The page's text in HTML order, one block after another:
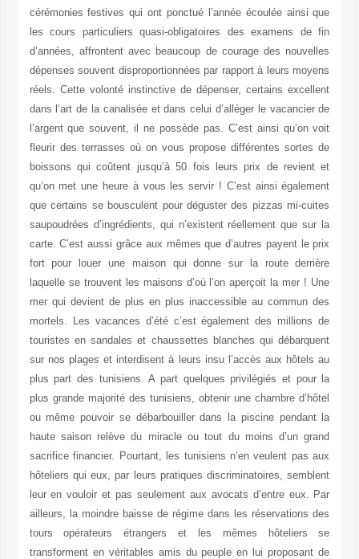
cérémonies festives qui ont ponctué l’année écoulée ainsi que
les cours particuliers quasi-obligatoires des examens de fin
d’années, affrontent avec beaucoup de courage des nouvelles
dépenses souvent disproportionnées par rapport à leurs moyens
réels. Cette volonté instinctive de dépenser, certains excellent
dans l’art de la canalisée et dans celui d’alléger le vacancier de
l’argent que souvent, il ne possède pas. C’est ainsi qu’on voit
fleurir des terrasses où on vous propose différentes sortes de
boissons qui coûtent jusqu’à 50 fois leurs prix de revient et
qu’on met une heure à vous les servir ! C’est ainsi également
que certains se bousculent pour déguster des pizzas mi-cuites
saupoudrées d’ingrédients, qui n’existent réellement que sur la
carte. C’est aussi grâce aux mêmes que d’autres payent le prix
fort pour louer une maison qui donne sur la route derrière
laquelle se trouvent les maisons d’où l’on aperçoit la mer ! Une
mer qui devient de plus en plus inaccessible au commun des
mortels. Les vacances d’été c’est également des millions de
touristes en sandales et chaussettes blanches qui débarquent
sur nos plages et interdisent à leurs insu l’accès aux hôtels au
plus part des tunisiens. A part quelques privilégiés et pour la
plus grande majorité des tunisiens, obtenir une chambre d’hôtel
ou même pouvoir se débarbouiller dans la piscine pendant la
haute saison relève du miracle ou tout du moins d’un grand
sacrifice financier. Pourtant, les tunisiens n’en veulent pas aux
hôteliers qui eux, par leurs pratiques discriminatoires, semblent
leur en vouloir et pas seulement aux avocats d’entre eux. Par
ailleurs, la moindre baisse de régime dans les réservations des
tours opérateurs étrangers et les mêmes hôteliers se
transforment en véritables amis du peuple en lui proposant de